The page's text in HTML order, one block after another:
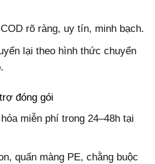
rõ ràng, uy tín, minh bạch.
lại theo hình thức chuyển
đóng gói
miễn phí trong 24–48h tại
quấn màng PE, chằng buộc